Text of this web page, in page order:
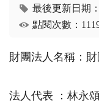
最後更新日期：
點閱次數：
財團法人名稱：
法人代表 ：林永